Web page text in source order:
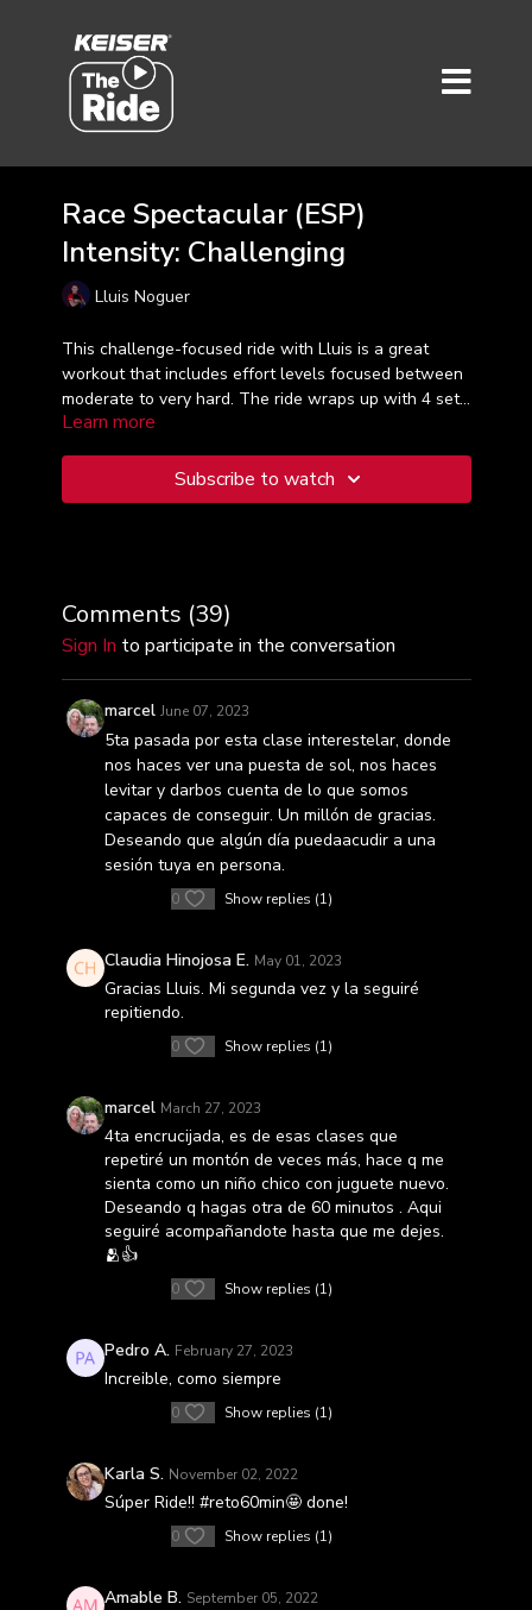
Race Spectacular (ESP)
Intensity: Challenging
Lluis Noguer
This challenge-focused ride with Lluis is a great
workout that includes effort levels focused between
moderate to very hard. The ride wraps up with 4 sets
at your highest intensity zones for an exciting finish.
Learn more
Subscribe to watch
Comments (39)
Sign In to participate in the conversation
marcel June 07, 2023
5ta pasada por esta clase interestelar, donde
nos haces ver una puesta de sol, nos haces
levitar y darbos cuenta de lo que somos
capaces de conseguir. Un millón de gracias.
Deseando que algún día puedaacudir a una
sesión tuya en persona.
0 Show replies (1)
Claudia Hinojosa E. May 01, 2023
Gracias Lluis. Mi segunda vez y la seguiré
repitiendo.
0 Show replies (1)
marcel March 27, 2023
4ta encrucijada, es de esas clases que
repetiré un montón de veces más, hace q me
sienta como un niño chico con juguete nuevo.
Deseando q hagas otra de 60 minutos . Aqui
seguiré acompañandote hasta que me dejes.
🫂👍
0 Show replies (1)
Pedro A. February 27, 2023
Increible, como siempre
0 Show replies (1)
Karla S. November 02, 2022
Súper Ride!! #reto60min🤩 done!
0 Show replies (1)
Amable B. September 05, 2022